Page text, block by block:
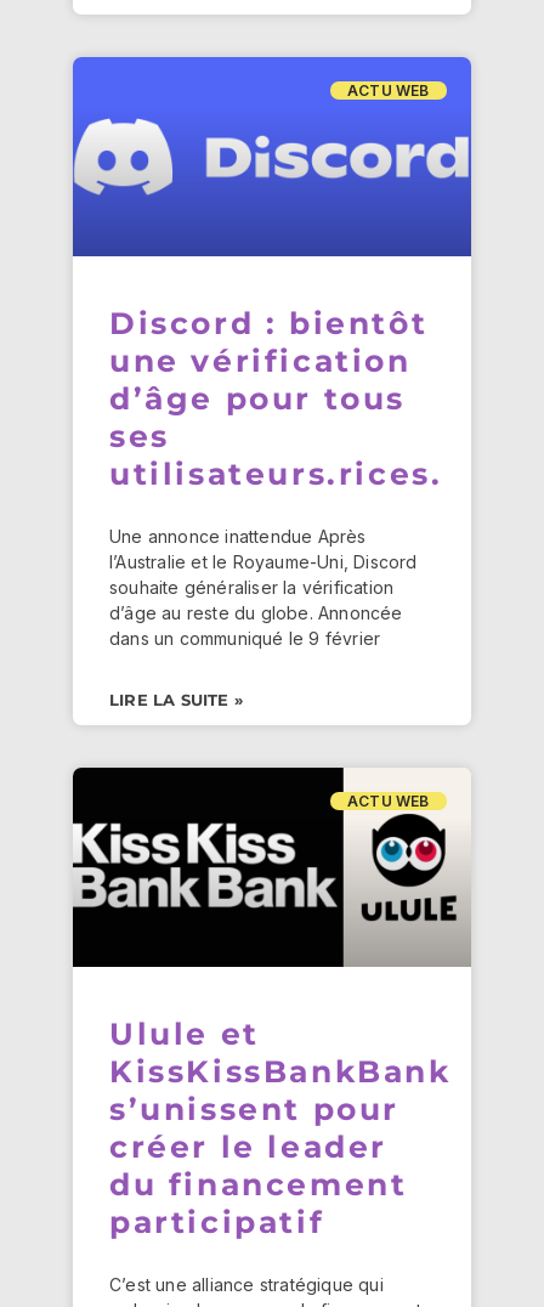
ACTU WEB
Discord : bientôt
une vérification
d’âge pour tous
ses
utilisateurs.rices.
Une annonce inattendue Après
l’Australie et le Royaume-Uni, Discord
souhaite généraliser la vérification
d’âge au reste du globe. Annoncée
dans un communiqué le 9 février
LIRE LA SUITE »
ACTU WEB
Ulule et
KissKissBankBank
s’unissent pour
créer le leader
du financement
participatif
C’est une alliance stratégique qui